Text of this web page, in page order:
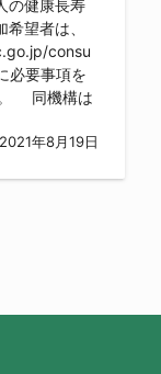
の健康長寿
望者は、
consu
必要事項を
。 同機構は
2021年8月19日